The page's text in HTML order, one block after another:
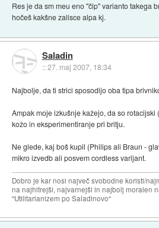
Res je da sm meu eno "čip" varianto takega
hočeš kakšne zalisce alpa kj.
Saladin
::27. maj 2007, 18:34
Najbolje, da ti strici sposodijo oba tipa
Ampak moje izkušnje kažejo, da so
kožo in eksperimentiranje pri britju.
Ne glede, kaj boš kupil (Philips ali Braun -
mikro izvedb ali posvem cordless varijant.
Dobro je kar nosi največ svobodne koristi/
na najhitrejši, najvarnejši in najbolj moralen
"Utilitarianizem po Saladinovo"